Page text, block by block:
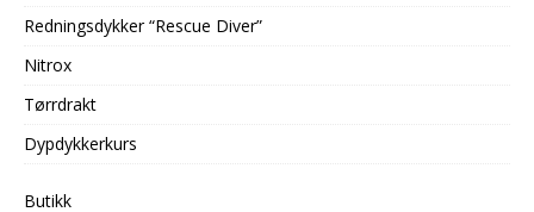
Redningsdykker “Rescue Diver”
Nitrox
Tørrdrakt
Dypdykkerkurs
Butikk